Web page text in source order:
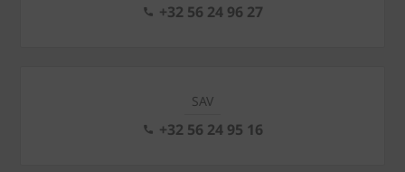
+32 56 24 96 27
SAV
+32 56 24 95 16